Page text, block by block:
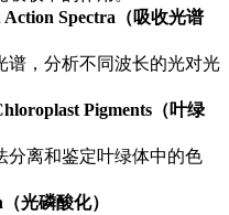
Action Spectra（吸收光谱
谱，分析不同波长的光对光
Pigments（叶绿
分离和鉴定叶绿体中的色
光磷酸化）